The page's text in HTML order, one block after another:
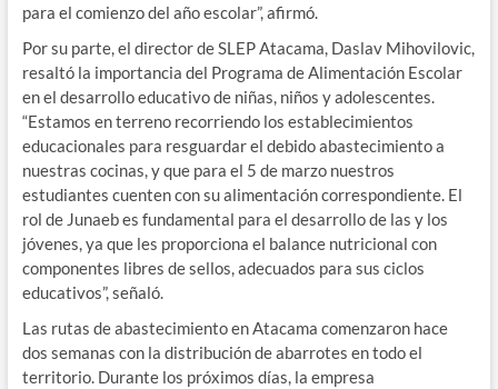
para el comienzo del año escolar”, afirmó.
Por su parte, el director de SLEP Atacama, Daslav Mihovilovic,
resaltó la importancia del Programa de Alimentación Escolar
en el desarrollo educativo de niñas, niños y adolescentes.
“Estamos en terreno recorriendo los establecimientos
educacionales para resguardar el debido abastecimiento a
nuestras cocinas, y que para el 5 de marzo nuestros
estudiantes cuenten con su alimentación correspondiente. El
rol de Junaeb es fundamental para el desarrollo de las y los
jóvenes, ya que les proporciona el balance nutricional con
componentes libres de sellos, adecuados para sus ciclos
educativos”, señaló.
Las rutas de abastecimiento en Atacama comenzaron hace
dos semanas con la distribución de abarrotes en todo el
territorio. Durante los próximos días, la empresa